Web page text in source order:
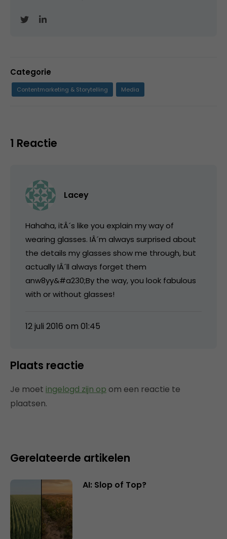
Categorie
Contentmarketing & Storytelling Media
1 Reactie
Lacey
Hahaha, itÂ´s like you explain my way of
wearing glasses. IÂ´m always surprised about
the details my glasses show me through, but
actually IÂ´ll always forget them
anw8yy&#a230;By the way, you look fabulous
with or without glasses!
12 juli 2016 om 01:45
Plaats reactie
Je moet ingelogd zijn op om een reactie te
plaatsen.
Gerelateerde artikelen
AI: Slop of Top?